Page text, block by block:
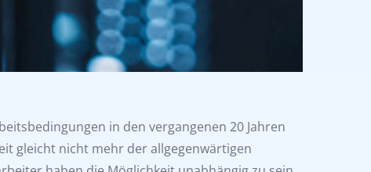
in den vergangenen 20 Jahren
gleicht nicht mehr der allgegenwärtigen